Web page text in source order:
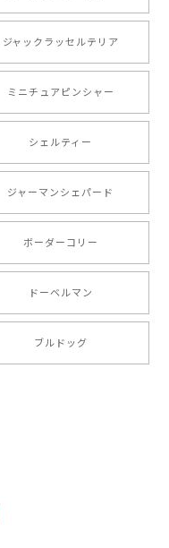
ラしましたが… 可
す♪
【 自然に囲まれた ポメラニアン 】マグカップ 犬 ペット うちの子 犬グッズ ギフト プレゼント 母の日
だったので、注文し
ジャックラッセルテリア
ミニチュアピンシャー
シェルティー
ジャーマンシェパード
ボーダーコリー
ドーベルマン
ブルドッグ